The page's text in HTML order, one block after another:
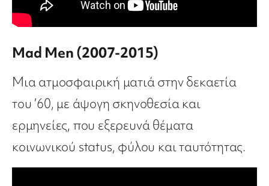
Mad Men (2007-2015)
Μια ατμοσφαιρική ματιά στην δεκαετία
του ’60, με άψογη σκηνοθεσία και
ερμηνείες, που εξερευνά θέματα
κοινωνικού status, φύλου και ταυτότητας.